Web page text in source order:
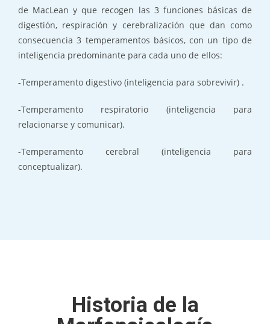
de MacLean y que recogen las 3 funciones básicas de
digestión, respiración y cerebralización que dan como
consecuencia 3 temperamentos básicos, con un tipo de
inteligencia predominante para cada uno de ellos:
-Temperamento digestivo (inteligencia para sobrevivir) .
-Temperamento respiratorio (inteligencia para
relacionarse y comunicar).
-Temperamento cerebral (inteligencia para
conceptualizar).
Historia de la